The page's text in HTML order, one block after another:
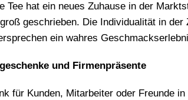
Tee hat ein neues Zuhause in der
geschrieben. Die Individualität in der
ein wahres
und Firmenpräsente
für Kunden, Mitarbeiter oder Freunde